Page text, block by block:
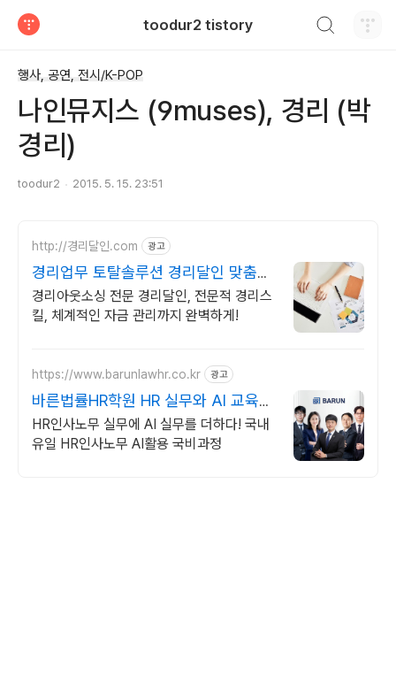
toodur2 tistory
행사, 공연, 전시/K-POP
나인뮤지스 (9muses), 경리 (박
경리)
toodur2 2015. 5. 15. 23:51
http://경리달인.com 광고
경리업무 토탈솔루션 경리달인 맞춤형
경리 아웃소싱
경리아웃소싱 전문 경리달인, 전문적 경리스
킬, 체계적인 자금 관리까지 완벽하게!
https://www.barunlawhr.co.kr 광고
바른법률HR학원 HR 실무와 AI 교육까
지
HR인사노무 실무에 AI 실무를 더하다! 국내
유일 HR인사노무 AI활용 국비과정